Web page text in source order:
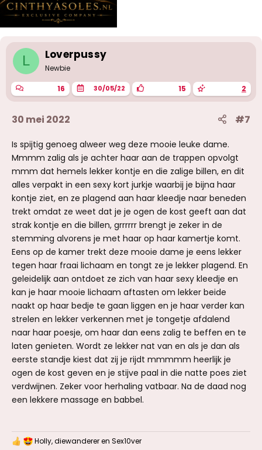
L Loverpussy
Newbie
16 30/05/22 15 2
30 mei 2022 #7
Is spijtig genoeg alweer weg deze mooie leuke dame.
Mmmm zalig als je achter haar aan de trappen opvolgt
mmm dat hemels lekker kontje en die zalige billen, en dit
alles verpakt in een sexy kort jurkje waarbij je bijna haar
kontje ziet, en ze plagend aan haar kleedje naar beneden
trekt omdat ze weet dat je je ogen de kost geeft aan dat
strak kontje en die billen, grrrrrr brengt je zeker in de
stemming alvorens je met haar op haar kamertje komt.
Eens op de kamer trekt deze mooie dame je eens lekker
tegen haar fraai lichaam en tongt ze je lekker plagend. En
geleidelijk aan ontdoet ze zich van haar sexy kleedje en
kan je haar mooie lichaam aftasten om lekker beide
naakt op haar bedje te gaan liggen en je haar verder kan
strelen en lekker verkennen met je tongetje afdalend
naar haar poesje, om haar dan eens zalig te beffen en te
laten genieten. Wordt ze lekker nat van en als je dan als
eerste standje kiest dat zij je rijdt mmmmm heerlijk je
ogen de kost geven en je stijve paal in die natte poes ziet
verdwijnen. Zeker voor herhaling vatbaar. Na de daad nog
een lekkere massage en babbel.
W
Holly,diewandereren Sex10ver